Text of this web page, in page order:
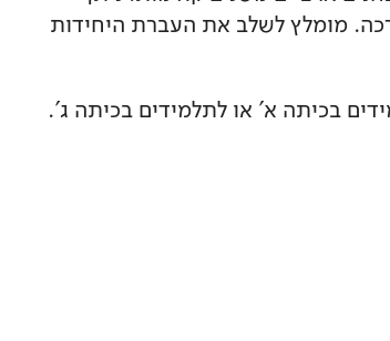
מומלץ לשלב את העברת היחידות
בכיתה א' או לתלמידים בכיתה ג'.